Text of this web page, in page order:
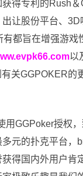
得专利的Rush
让股份平台、
有都旨在增强游戏
以
关GGPOKER的
用GGPoker授权
元的扑克平台，
得国内外用户肯